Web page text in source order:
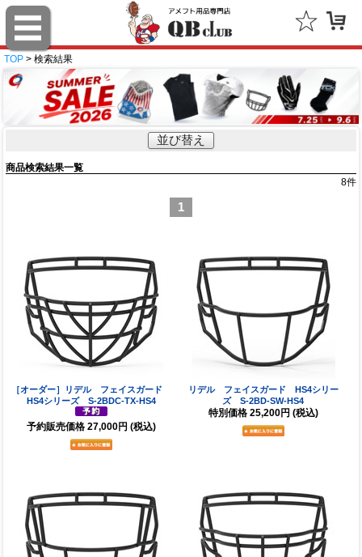
TOP > 検索結果
並び替え
商品検索結果一覧
8件
1
［オーダー］リデル フェイスガード
HS4シリーズ S-2BDC-TX-HS4
予約販売価格 27,000円 (税込)
リデル フェイスガード HS4シリー
ズ S-2BD-SW-HS4
特別価格 25,200円 (税込)